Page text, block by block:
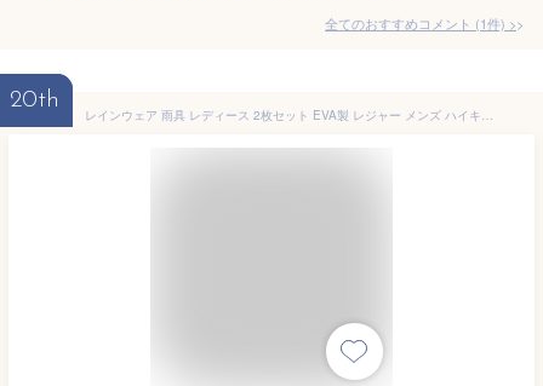
全てのおすすめコメント (1件) >
20th
レインウェア 雨具 レディース 2枚セット EVA製 レジャー メンズ ハイキング レインコート 大人用 コンパクト 個包装 持ち運び可 防災用品 通学 防水 自転車 スポーツ観戦 通勤 男女兼用 カッパ 梅雨 撥水 軽い 旅行便利グッズ 非常用 予備用 雨カッパ